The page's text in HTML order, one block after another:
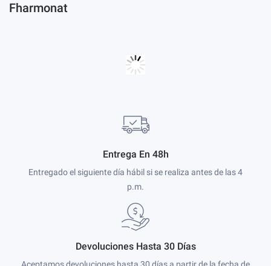
Fharmonat
Entrega En 48h
Entregado el siguiente día hábil si se realiza antes de las 4
p.m.
Devoluciones Hasta 30 Días